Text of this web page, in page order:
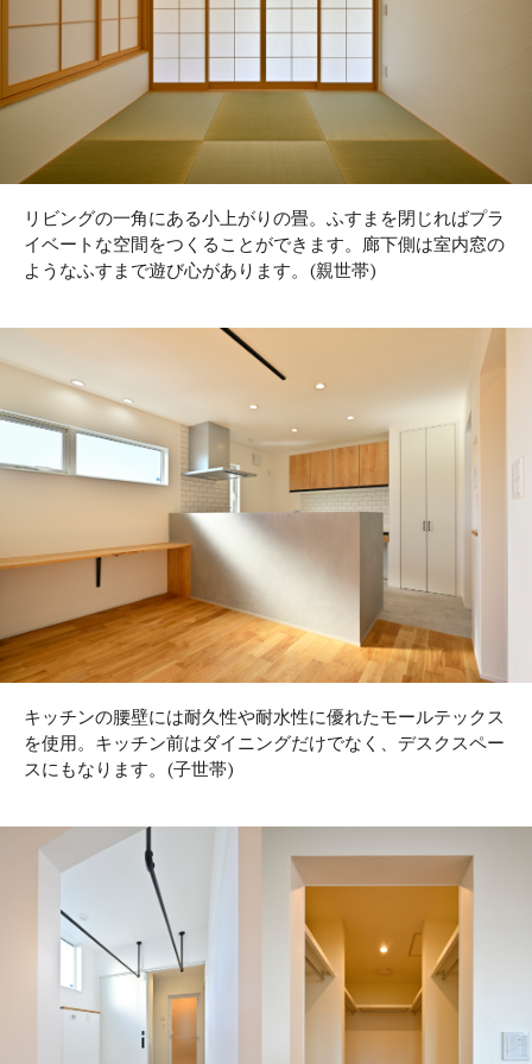
リビングの一角にある小上がりの畳。ふすまを閉じればプラ
イベートな空間をつくることができます。廊下側は室内窓の
ようなふすまで遊び心があります。(親世帯)
キッチンの腰壁には耐久性や耐水性に優れたモールテックス
を使用。キッチン前はダイニングだけでなく、デスクスペー
スにもなります。(子世帯)